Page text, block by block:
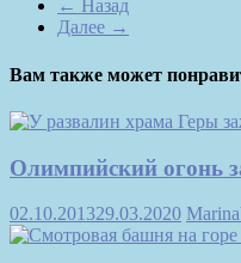
← Назад
Далее →
Вам также может
Олимпийский огонь
02.10.201329.03.2020